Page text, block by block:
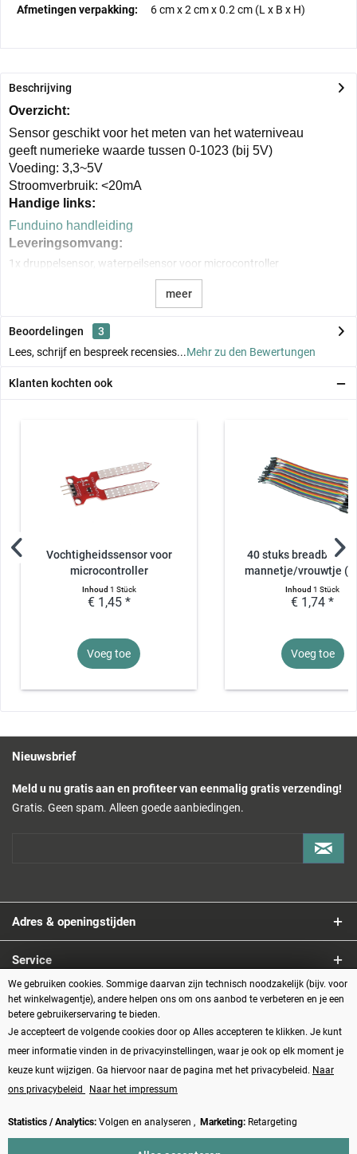
Afmetingen verpakking:
6 cmx2 cmx0.2 cm (L x B x H)
Beschrijving
Overzicht:
Sensor geschikt voor het meten van het waterniveau
geeft numerieke waarde tussen 0-1023 (bij 5V)
Voeding: 3,3~5V
Stroomverbruik: <20mA
Handige links:
Funduino handleiding
Leveringsomvang:
1x druppelsensor, waterpeilsensor voor microcontroller
meer
Beoordelingen
3
Lees, schrijf en bespreek recensies...Mehr zu den Bewertungen
Klanten kochten ook
Vochtigheidssensor voor
microcontroller
Inhoud 1 Stück
€ 1,45 *
Voeg toe
40 stuks
mannetje/vrouwtje
Inhoud1 Stück
€ 1,74 *
Voeg toe
Nieuwsbrief
Meld u nu gratis aan en profiteer van eenmalig gratis verzending!
Gratis. Geen spam. Alleen goede aanbiedingen.
Adres & openingstijden
Service
Informatie
Betaalmethoden
We gebruiken cookies. Sommige daarvan zijn technisch noodzakelijk (bijv. voor
het winkelwagentje), andere helpen ons om ons aanbod te verbeteren en je een
betere gebruikerservaring te bieden.
Je accepteert de volgende cookies door op Alles accepteren te klikken. Je kunt
meer informatie vinden in de privacyinstellingen, waar je ook op elk moment je
keuze kunt wijzigen. Ga hiervoor naar de pagina met het privacybeleid. Naar
ons privacybeleid
Naar het impressum
Statistics / Analytics: Volgen en analyseren , Marketing: Retargeting